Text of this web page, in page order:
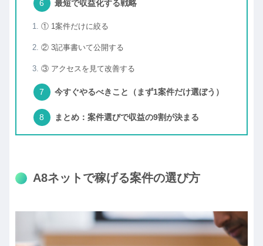
最短で収益化する戦略
① 1案件だけに絞る
② 3記事書いて公開する
③ アクセスを見て改善する
今すぐやるべきこと（まず1案件だけ選ぼう）
まとめ：案件選びで収益の9割が決まる
A8ネットで稼げる案件の選び方